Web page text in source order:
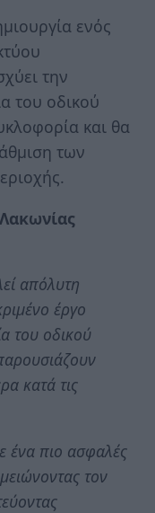
ενός
την
του οδικού
και θα
των
απόλυτη
έργο
του οδικού
κατά τις
ένα πιο ασφαλές
τον